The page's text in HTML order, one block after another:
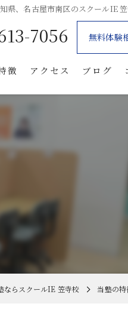
県、名古屋市南区のスクールIE
7056 無料体験
徴 アクセス ブログ
ならスクールIE 笠寺校 当塾の特